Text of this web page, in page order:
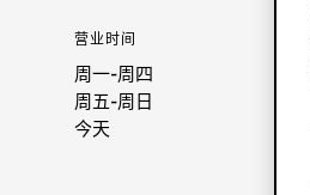
营业时间
周一-周四
周五-周日
今天